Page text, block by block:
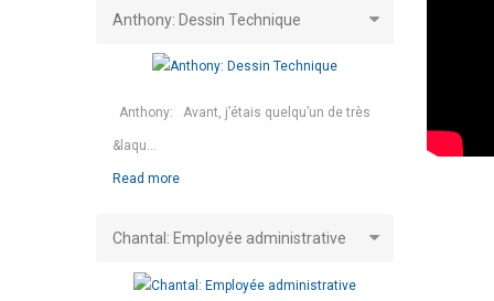
Anthony: Dessin Technique
Anthony: Avant, j’étais quelqu’un de très
&laqu...
Read more
Chantal: Employée administrative